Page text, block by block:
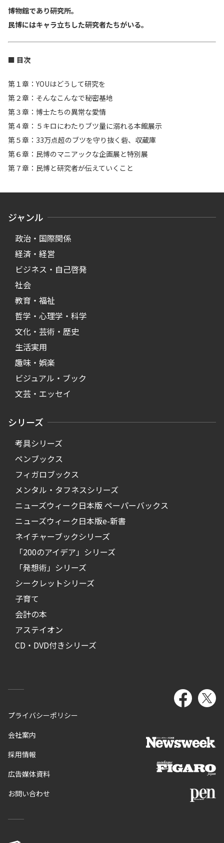
博物館であり研究所。
民博にはキャラ立ちした研究者たちがいる。
■ 目次
第１章：YOUはどうして研究を
第２章：そんなこんなで秘密基地
第３章：博士たちの異常な愛情
第４章：５キロにわたりブツ量に溺れる本館展示
第５章：33万点超のブツを守り抜く砦、収蔵庫
第６章：民博のマニアックな企画展と特別展
第７章：民博と研究者が伝えていくこと
ジャンル
政治・国際関係
経済・経営
ビジネス・自己啓発
社会
教育・福祉
哲学・心理学・科学
文化・芸術・歴史
生活実用
趣味・娯楽
ビジュアル・ブック
文芸・エッセイ
シリーズ
考具シリーズ
ペンブックス
フィガロブックス
メンタル・タフネスシリーズ
ニューズウィーク日本版 ペーパーバックス
ニューズウィーク日本版e-新書
ネイチャーブックシリーズ
「200のアイデア」シリーズ
「発想術」シリーズ
シークレットシリーズ
子育て
会計の本
アステイオン
CD・DVD付きシリーズ
プライバシーポリシー
会社案内
採用情報
広告媒体資料
お問い合わせ